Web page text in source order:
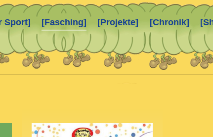
Sport] [Fasching] [Projekte] [Chronik]